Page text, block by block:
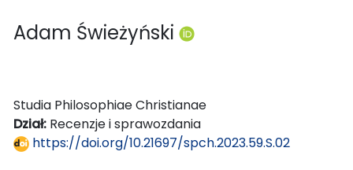
Adam Świeżyński
Studia Philosophiae Christianae
Dział: Recenzje i sprawozdania
https://doi.org/10.21697/spch.2023.59.S.02